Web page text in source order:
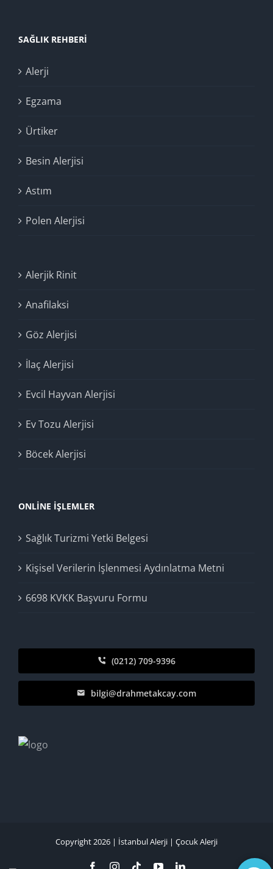
SAĞLIK REHBERI
Alerji
Egzama
Ürtiker
Besin Alerjisi
Astım
Polen Alerjisi
Alerjik Rinit
Anafilaksi
Göz Alerjisi
İlaç Alerjisi
Evcil Hayvan Alerjisi
Ev Tozu Alerjisi
Böcek Alerjisi
ONLINE İŞLEMLER
Sağlık Turizmi Yetki Belgesi
Kişisel Verilerin İşlenmesi Aydınlatma Metni
6698 KVKK Başvuru Formu
(0212) 709-9396
bilgi@drahmetakcay.com
Copyright 2026 | İstanbul Alerji | Çocuk Alerji
FacebookInstagram
TiktokYouTubeLinkedIn